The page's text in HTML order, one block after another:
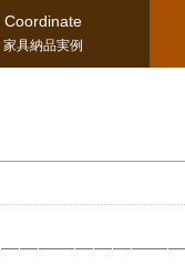
Coordinate
家具納品実例
！